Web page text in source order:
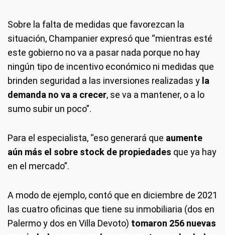
Sobre la falta de medidas que favorezcan la
situación, Champanier expresó que “mientras esté
este gobierno no va a pasar nada porque no hay
ningún tipo de incentivo económico ni medidas que
brinden seguridad a las inversiones realizadas y la
demanda no va a crecer, se va a mantener, o a lo
sumo subir un poco”.
Para el especialista, “eso generará que aumente
aún más el sobre stock de propiedades que ya hay
en el mercado”.
A modo de ejemplo, contó que en diciembre de 2021
las cuatro oficinas que tiene su inmobiliaria (dos en
Palermo y dos en Villa Devoto) tomaron 256 nuevas